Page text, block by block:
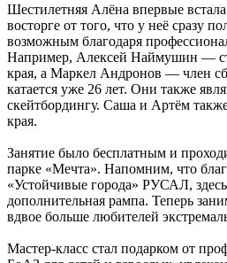
Шестилетняя Алёна впервые
восторге от того, что у неё сразу
возможным благодаря
Например, Алексей Наймушин —
края, а Маркел Андронов — член
катается уже 26 лет. Они также
скейтбордингу. Саша и Артём
края.
Занятие было бесплатным и
парке «Мечта». Напомним, что
«Устойчивые города» РУСАЛ,
дополнительная рампа. Теперь
вдвое больше любителей
Мастер-класс стал подарком от